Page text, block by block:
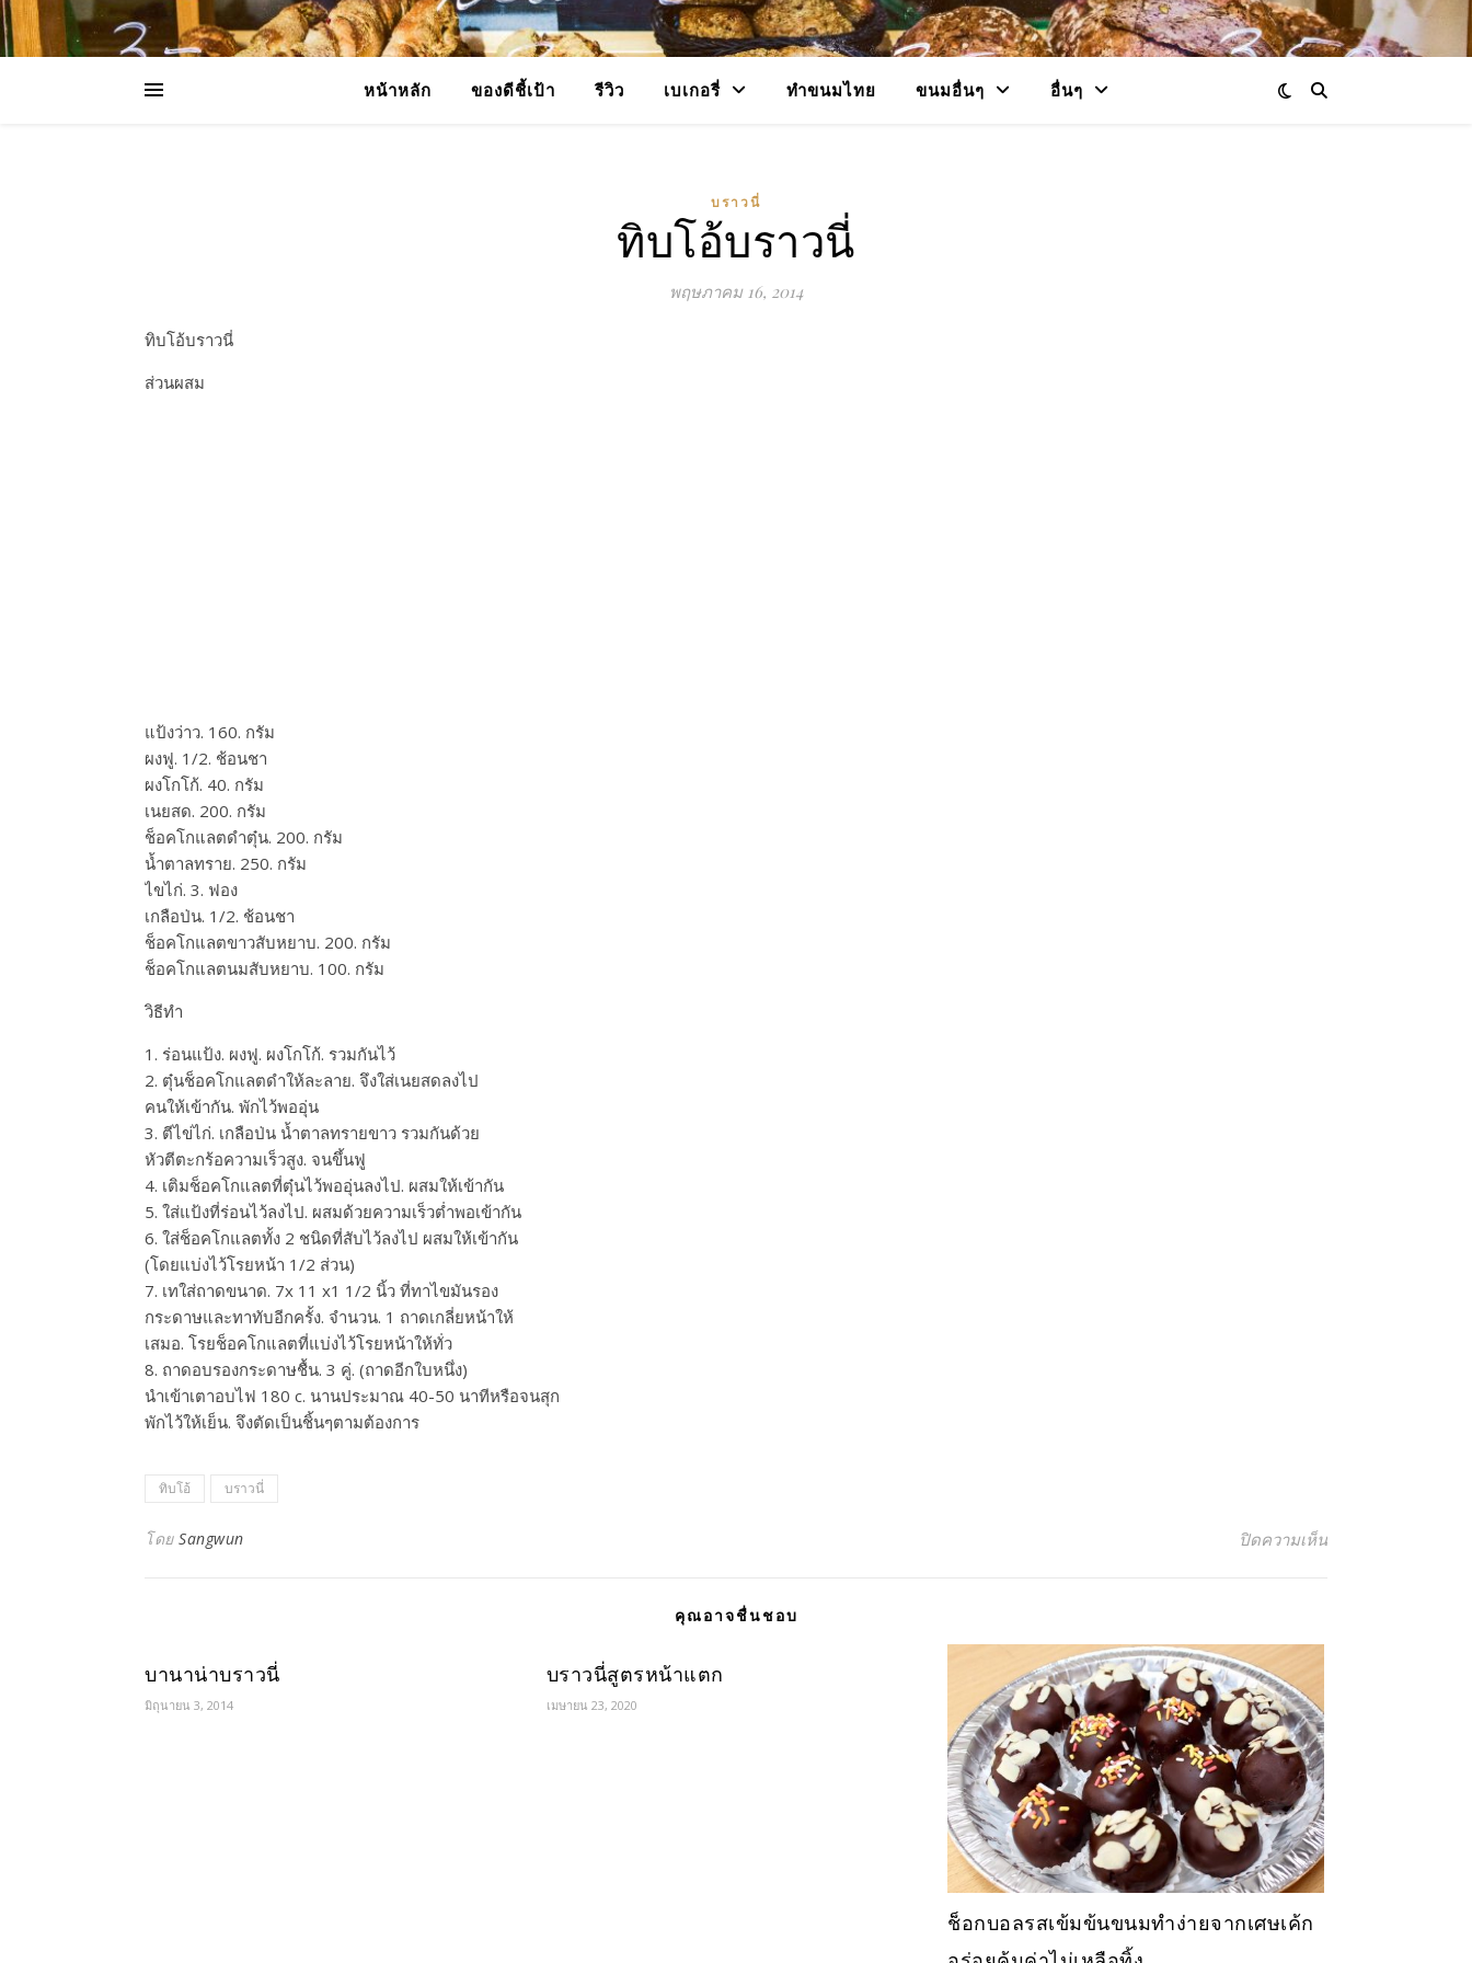
หน้าหลัก ของดีชี้เป้า รีวิว เบเกอรี่ ทำขนมไทย ขนมอื่นๆ อื่นๆ
บราวนี่
ทิบโอ้บราวนี่
พฤษภาคม 16, 2014
ทิบโอ้บราวนี่
ส่วนผสม
แป้งว่าว. 160. กรัม
ผงฟู. 1/2. ช้อนชา
ผงโกโก้. 40. กรัม
เนยสด. 200. กรัม
ช็อคโกแลตดำตุ๋น. 200. กรัม
น้ำตาลทราย. 250. กรัม
ไขไก่. 3. ฟอง
เกลือป่น. 1/2. ช้อนชา
ช็อคโกแลตขาวสับหยาบ. 200. กรัม
ช็อคโกแลตนมสับหยาบ. 100. กรัม
วิธีทำ
1. ร่อนแป้ง. ผงฟู. ผงโกโก้. รวมกันไว้
2. ตุ๋นช็อคโกแลตดำให้ละลาย. จึงใส่เนยสดลงไป
คนให้เข้ากัน. พักไว้พออุ่น
3. ตีไข่ไก่. เกลือป่น น้ำตาลทรายขาว รวมกันด้วย
หัวตีตะกร้อความเร็วสูง. จนขึ้นฟู
4. เติมช็อคโกแลตที่ตุ๋นไว้พออุ่นลงไป. ผสมให้เข้ากัน
5. ใส่แป้งที่ร่อนไว้ลงไป. ผสมด้วยความเร็วต่ำพอเข้ากัน
6. ใส่ช็อคโกแลตทั้ง 2 ชนิดที่สับไว้ลงไป ผสมให้เข้ากัน
(โดยแบ่งไว้โรยหน้า 1/2 ส่วน)
7. เทใส่ถาดขนาด. 7x 11 x1 1/2 นิ้ว ที่ทาไขมันรอง
กระดาษและทาทับอีกครั้ง. จำนวน. 1 ถาดเกลี่ยหน้าให้
เสมอ. โรยช็อคโกแลตที่แบ่งไว้โรยหน้าให้ทั่ว
8. ถาดอบรองกระดาษชื้น. 3 คู่. (ถาดอีกใบหนึ่ง)
นำเข้าเตาอบไฟ 180 c. นานประมาณ 40-50 นาทีหรือจนสุก
พักไว้ให้เย็น. จึงตัดเป็นชิ้นๆตามต้องการ
ทิบโอ้ บราวนี่
โดย Sangwun ปิดความเห็นบน ทิบโอ้บราวนี่
คุณอาจชื่นชอบ
บานาน่าบราวนี่
มิถุนายน 3, 2014
บราวนี่สูตรหน้าแตก
เมษายน 23, 2020
ช็อกบอลรสเข้มข้นขนมทำง่ายจากเศษเค้ก